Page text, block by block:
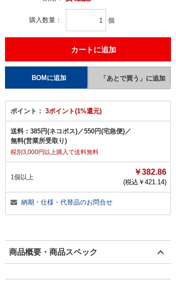
購入数量 個
ポイント： 3ポイント(1%還元)
送料： 385円(ネコポス)／550円(宅急便)／
無料(営業所受取り)
税別3,000円以上購入で送料無料
1個以上
￥382.86
(税込￥ 421.14)
納期・仕様・代替品のお問合せ
商品概要・商品スペック